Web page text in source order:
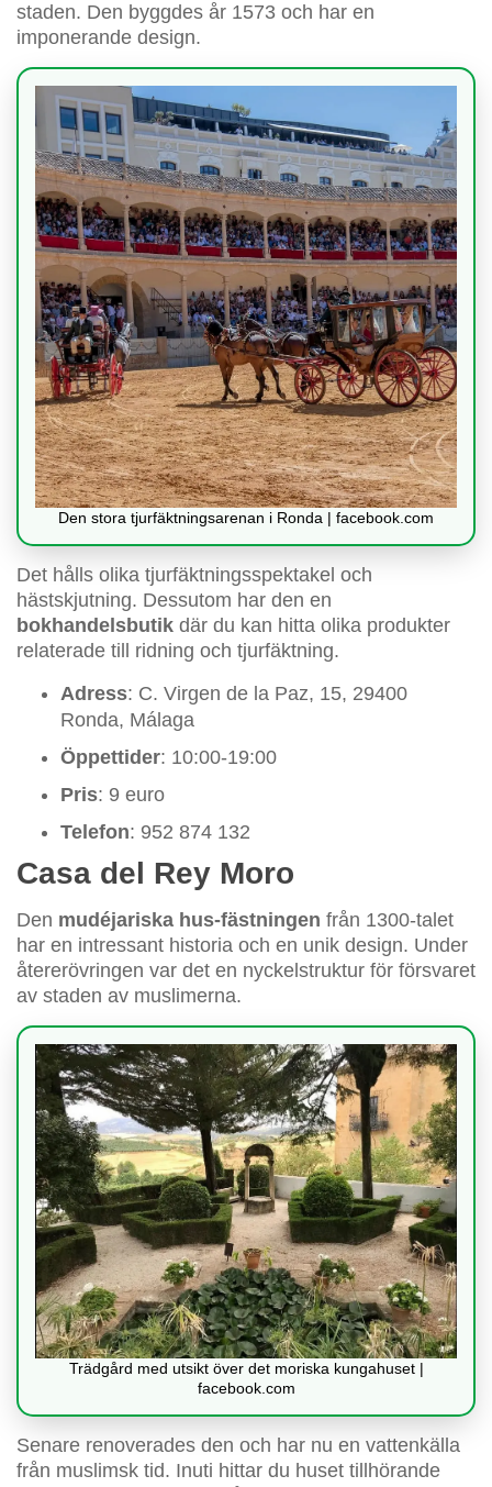
staden. Den byggdes år 1573 och har en
imponerande design.
Den stora tjurfäktningsarenan i Ronda | facebook.com
Det hålls olika tjurfäktningsspektakel och
hästskjutning. Dessutom har den en
bokhandelsbutik där du kan hitta olika produkter
relaterade till ridning och tjurfäktning.
Adress: C. Virgen de la Paz, 15, 29400
Ronda, Málaga
Öppettider: 10:00-19:00
Pris: 9 euro
Telefon: 952 874 132
Casa del Rey Moro
Den mudéjariska hus-fästningen från 1300-talet
har en intressant historia och en unik design. Under
återerövringen var det en nyckelstruktur för försvaret
av staden av muslimerna.
Trädgård med utsikt över det moriska kungahuset |
facebook.com
Senare renoverades den och har nu en vattenkälla
från muslimsk tid. Inuti hittar du huset tillhörande